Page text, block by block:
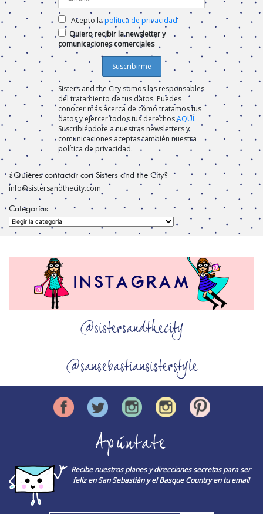
Acepto lapolítica de privacidad
Quiero recibir la newsletter y
comunicaciones comerciales
Sisters and the City somos las responsables
del tratamiento de tus datos. Puedes
conocer más acerca de cómo tratamos tus
datos y ejercer todos tus derechosAQUÍ.
Suscribiéndote a nuestras newsletters y
comunicaciones aceptas también nuestra
política de privacidad.
¿Quiéres contactar con Sisters and the City?
info@sistersandthecity.com
Categorías
Categorías
@sistersandthecity
@sansebastiansisterstyle
Apúntate
Recibe nuestros planes y direcciones secretas para ser
feliz en San Sebastián y el Basque Country en tu email